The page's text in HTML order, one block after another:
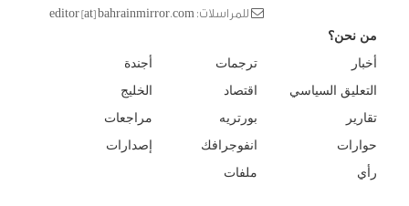
للمراسلات: editor [at] bahrainmirror.com
من نحن؟
أخبار
التعليق السياسي
تقارير
حوارات
رأي
ترجمات
اقتصاد
بورتريه
انفوجرافك
ملفات
أجندة
الخليج
مراجعات
إصدارات